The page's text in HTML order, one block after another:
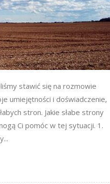
stawić się na rozmowie
umiejętności i doświadczenie,
stron. Jakie słabe strony
Ci pomóc w tej sytuacji. 1.